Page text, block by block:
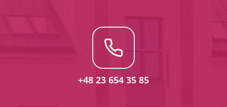
+48 23 654 35 85